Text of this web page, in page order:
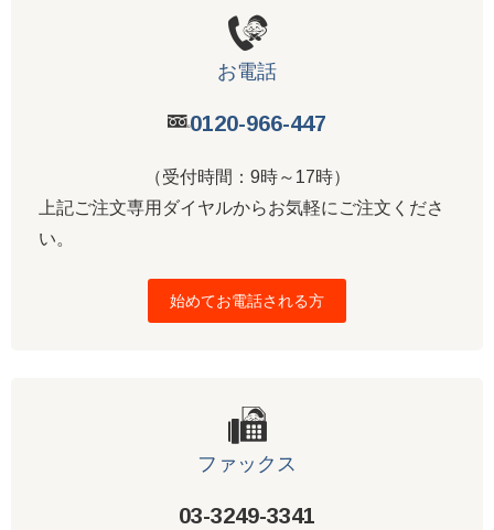
お電話
0120-966-447
（受付時間：9時～17時）
上記ご注文専用ダイヤルからお気軽にご注文くださ
い。
始めてお電話される方
ファックス
03-3249-3341